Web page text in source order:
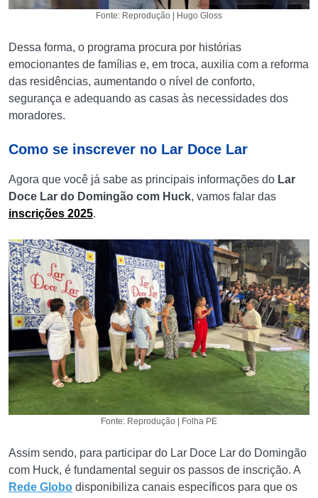
Fonte: Reprodução | Hugo Gloss
Dessa forma, o programa procura por histórias
emocionantes de famílias e, em troca, auxilia com a reforma
das residências, aumentando o nível de conforto,
segurança e adequando as casas às necessidades dos
moradores.
Como se inscrever no Lar Doce Lar
Agora que você já sabe as principais informações do Lar
Doce Lar do Domingão com Huck, vamos falar das
inscrições 2025.
Fonte: Reprodução | Folha PE
Assim sendo, para participar do Lar Doce Lar do Domingão
com Huck, é fundamental seguir os passos de inscrição. A
Rede Globo disponibiliza canais específicos para que os